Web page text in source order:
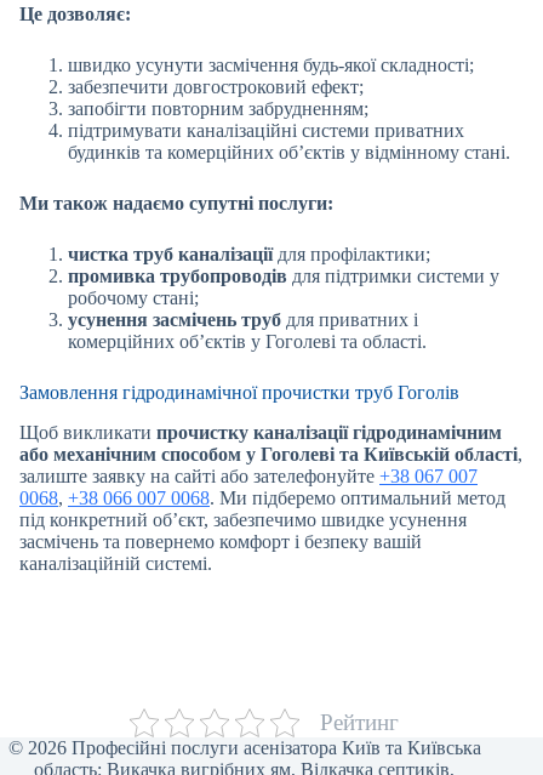
Це дозволяє:
швидко усунути засмічення будь-якої складності;
забезпечити довгостроковий ефект;
запобігти повторним забрудненням;
підтримувати каналізаційні системи приватних
будинків та комерційних об’єктів у відмінному стані.
Ми також надаємо супутні послуги:
чистка труб каналізаціїдля профілактики;
промивка трубопроводів для підтримки системи у
робочому стані;
усунення засмічень труб для приватних і
комерційних об’єктів у Гоголеві та області.
Замовлення гідродинамічної прочистки труб Гоголів
Щоб викликати прочистку каналізації гідродинамічним
або механічним способом у Гоголеві та Київській області,
залиште заявку на сайті або зателефонуйте +38 067 007
0068, +38 066 007 0068. Ми підберемо оптимальний метод
під конкретний об’єкт, забезпечимо швидке усунення
засмічень та повернемо комфорт і безпеку вашій
каналізаційній системі.
Рейтинг
© 2026 Професійні послуги асенізатора Київ та Київська
область: Викачка вигрібних ям, Відкачка септиків,